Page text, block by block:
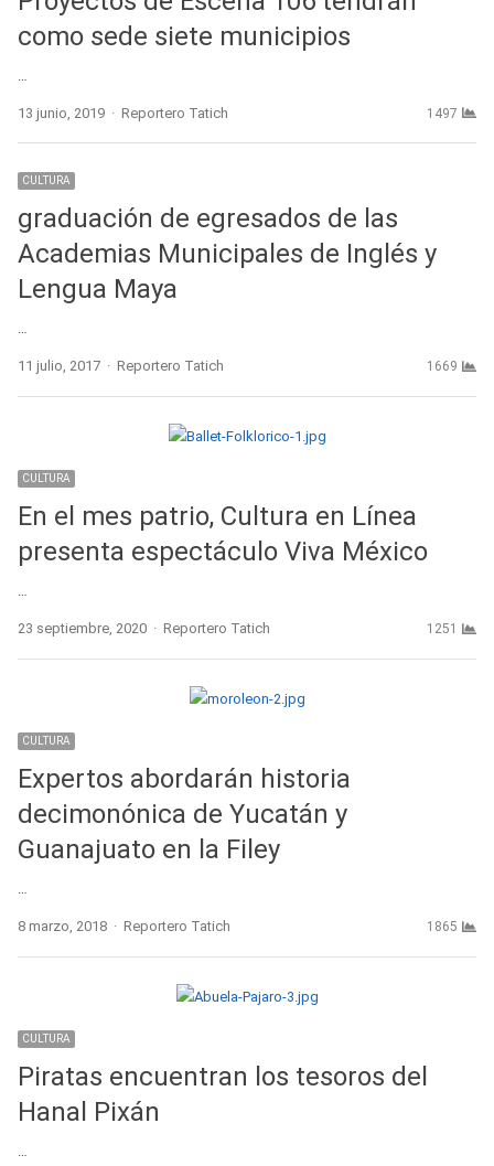
como sede siete municipios
13 junio, 2019 Author
Reportero Tatich 1497
CULTURA
graduación de egresados de las
Academias Municipales de Inglés y
Lengua Maya
…
11 julio, 2017 Author
Reportero Tatich 1669
CULTURA
En el mes patrio, Cultura en Línea
presenta espectáculo Viva México
…
23 septiembre, 2020 Author
Reportero Tatich 1251
CULTURA
Expertos abordarán historia
decimonónica de Yucatán y
Guanajuato en la Filey
…
8 marzo, 2018 Author
Reportero Tatich 1865
CULTURA
Piratas encuentran los tesoros del
Hanal Pixán